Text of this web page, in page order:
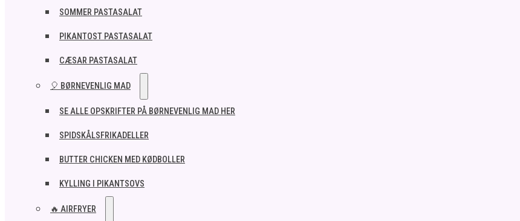
SOMMER PASTASALAT
PIKANTOST PASTASALAT
CÆSAR PASTASALAT
🎈 BØRNEVENLIG MAD
SE ALLE OPSKRIFTER PÅ BØRNEVENLIG MAD HER
SPIDSKÅLSFRIKADELLER
BUTTER CHICKEN MED KØDBOLLER
KYLLING I PIKANTSOVS
🔥 AIRFRYER